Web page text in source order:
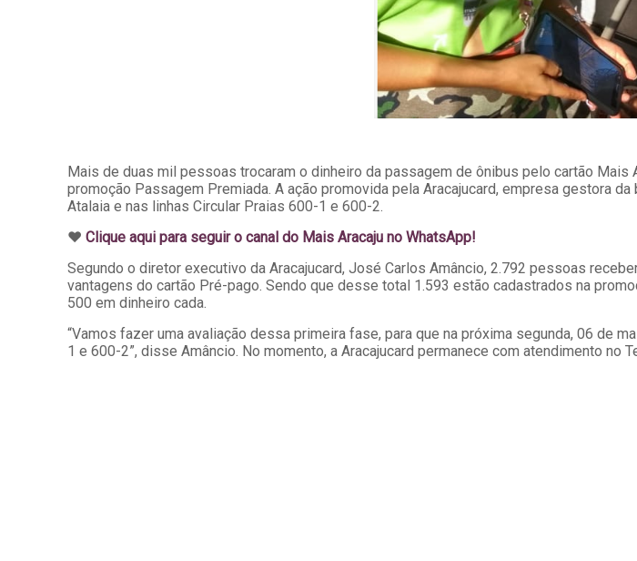
Mais de duas mil pessoas trocaram o dinheiro da passagem de ônibus pelo cartão
promoção Passagem Premiada. A ação promovida pela Aracajucard, empresa gestora
Atalaia e nas linhas Circular Praias 600-1 e 600-2.
♥️Clique aqui para seguir o canal do Mais Aracaju no WhatsApp!
Segundo o diretor executivo da Aracajucard, José Carlos Amâncio, 2.792 pessoas
vantagens do cartão Pré-pago. Sendo que desse total 1.593 estão cadastrados na
500 em dinheiro cada.
“Vamos fazer uma avaliação dessa primeira fase, para que na próxima segunda, 06 de
1 e 600-2”, disse Amâncio. No momento, a Aracajucard permanece com atendimento no